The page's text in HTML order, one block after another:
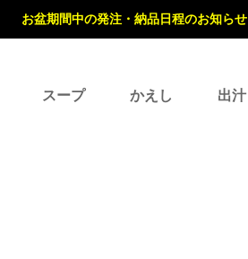
お盆期間中の発注・納品日程のお知らせ
スープ かえし 出汁